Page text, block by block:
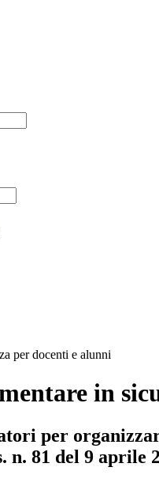
per docenti e alunni
in
per
81 del 9 aprile